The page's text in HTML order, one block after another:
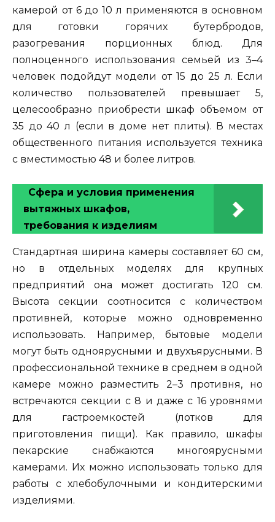
камерой от 6 до 10 л применяются в основном
для готовки горячих бутербродов,
разогревания порционных блюд. Для
полноценного использования семьей из 3–4
человек подойдут модели от 15 до 25 л. Если
количество пользователей превышает 5,
целесообразно приобрести шкаф объемом от
35 до 40 л (если в доме нет плиты). В местах
общественного питания используется техника
с вместимостью 48 и более литров.
Сфера и условия применения
вытяжных шкафов,
требования к изделиям
Стандартная ширина камеры составляет 60 см,
но в отдельных моделях для крупных
предприятий она может достигать 120 см.
Высота секции соотносится с количеством
противней, которые можно одновременно
использовать. Например, бытовые модели
могут быть одноярусными и двухъярусными. В
профессиональной технике в среднем в одной
камере можно разместить 2–3 противня, но
встречаются секции с 8 и даже с 16 уровнями
для гастроемкостей (лотков для
приготовления пищи). Как правило, шкафы
пекарские снабжаются многоярусными
камерами. Их можно использовать только для
работы с хлебобулочными и кондитерскими
изделиями.